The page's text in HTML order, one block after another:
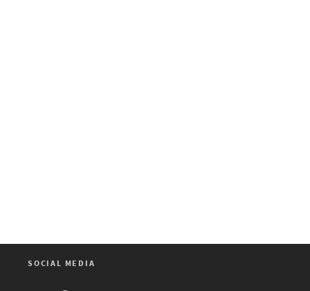
SOCIAL MEDIA